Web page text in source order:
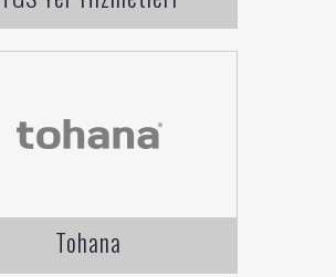
Tohana